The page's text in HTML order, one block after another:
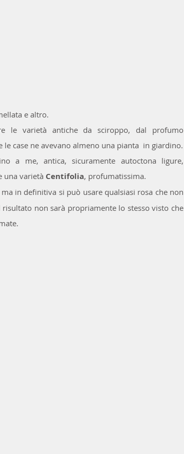
e altro.
le varietà antiche da sciroppo, dal profumo
case ne avevano almeno una pianta  in giardino.
a me, antica, sicuramente autoctona ligure,
una varietà Centifolia, profumatissima.
ma in definitiva si può usare qualsiasi rosa che non
non sarà propriamente lo stesso visto che